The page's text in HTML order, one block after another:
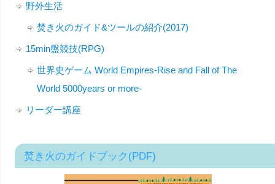
野外生活
焚き火のガイド&ツールの紹介(2017)
15min盤競技(RPG)
世界史ゲーム World Empires-Rise and Fall of The
World 5000years or more-
リーダー講座
焚き火のガイドブック(PDF)